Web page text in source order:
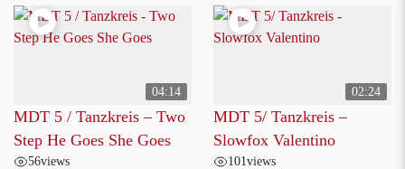
04:14
MDT 5 / Tanzkreis – Two
Step He Goes She Goes
56views
02:24
MDT 5/ Tanzkreis –
Slowfox Valentino
101views